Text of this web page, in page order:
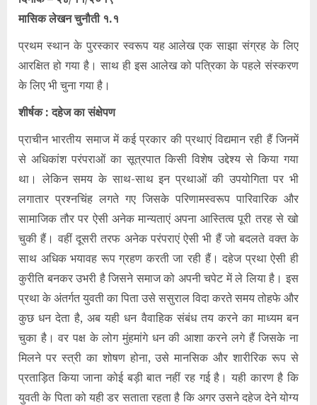
मासिक लेखन चुनौती १.१
प्रथम स्थान के पुरस्कार स्वरूप यह आलेख एक साझा संग्रह के लिए
आरक्षित हो गया है। साथ ही इस आलेख को पत्रिका के पहले संस्करण
के लिए भी चुना गया है।
शीर्षक : दहेज का संक्षेपण
प्राचीन भारतीय समाज में कई प्रकार की प्रथाएं विद्यमान रही हैं जिनमें
से अधिकांश परंपराओं का सूत्रपात किसी विशेष उद्देश्य से किया गया
था। लेकिन समय के साथ-साथ इन प्रथाओं की उपयोगिता पर भी
लगातार प्रश्नचिंह लगते गए जिसके परिणामस्वरूप पारिवारिक और
सामाजिक तौर पर ऐसी अनेक मान्यताएं अपना आस्तित्व पूरी तरह से खो
चुकी हैं। वहीं दूसरी तरफ अनेक परंपराएं ऐसी भी हैं जो बदलते वक्त के
साथ अधिक भयावह रूप ग्रहण करती जा रही हैं। दहेज प्रथा ऐसी ही
कुरीति बनकर उभरी है जिसने समाज को अपनी चपेट में ले लिया है। इस
प्रथा के अंतर्गत युवती का पिता उसे ससुराल विदा करते समय तोहफे और
कुछ धन देता है, अब यही धन वैवाहिक संबंध तय करने का माध्यम बन
चुका है। वर पक्ष के लोग मुंहमांगे धन की आशा करने लगे हैं जिसके ना
मिलने पर स्त्री का शोषण होना, उसे मानसिक और शारीरिक रूप से
प्रताड़ित किया जाना कोई बड़ी बात नहीं रह गई है। यही कारण है कि
युवती के पिता को यही डर सताता रहता है कि अगर उसने दहेज देने योग्य